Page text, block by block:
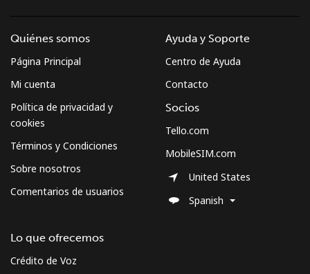
Quiénes somos
Página Principal
Mi cuenta
Política de privacidad y
cookies
Términos y Condiciones
Sobre nosotros
Comentarios de usuarios
Lo que ofrecemos
Crédito de Voz
Ayuda y Soporte
Centro de Ayuda
Contacto
Socios
Tello.com
MobileSIM.com
United States
Spanish